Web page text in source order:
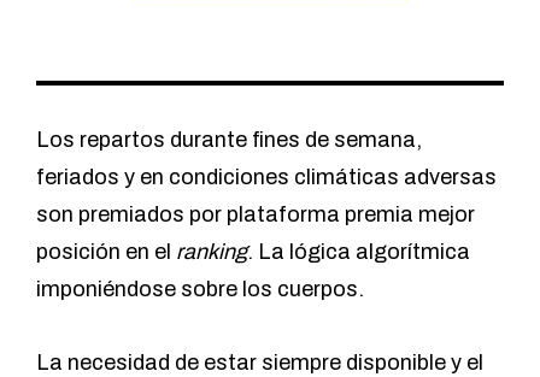
Los repartos durante fines de semana,
feriados y en condiciones climáticas adversas
son premiados por plataforma premia mejor
posición en el ranking. La lógica algorítmica
imponiéndose sobre los cuerpos.
La necesidad de estar siempre disponible y el